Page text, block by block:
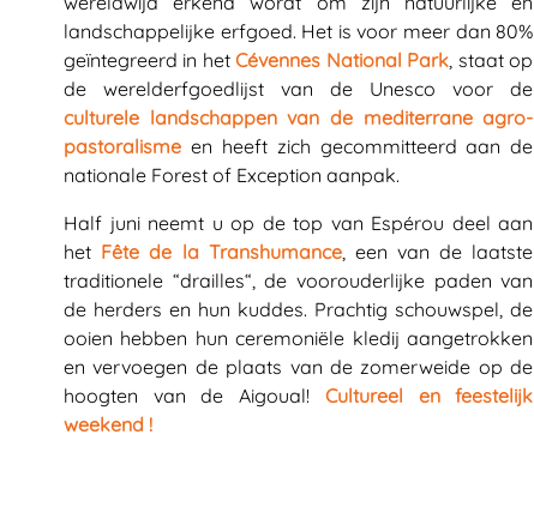
landschappelijke erfgoed. Het is voor meer dan 80%
geïntegreerd in hetCévennes National Park , staat op
de werelderfgoedlijst van de Unesco voor de
culturele landschappen van de mediterrane agro-
pastoralisme en heeft zich gecommitteerd aan de
nationale Forest of Exception aanpak.
Half juni neemt u op de top van Espérou deel aan
het Fête de la Transhumance, een van de laatste
traditionele “drailles“, de voorouderlijke paden van
de herders en hun kuddes. Prachtig schouwspel, de
ooien hebben hun ceremoniële kledij aangetrokken
en vervoegen de plaats van de zomerweide op de
hoogten van de Aigoual! Cultureel en feestelijk
weekend !